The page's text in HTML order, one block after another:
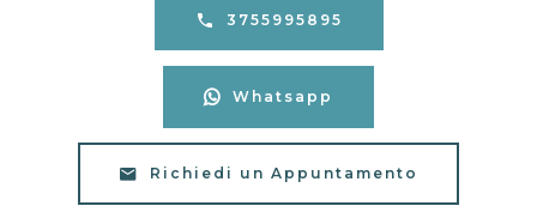
3755995895
Whatsapp
Richiedi un Appuntamento